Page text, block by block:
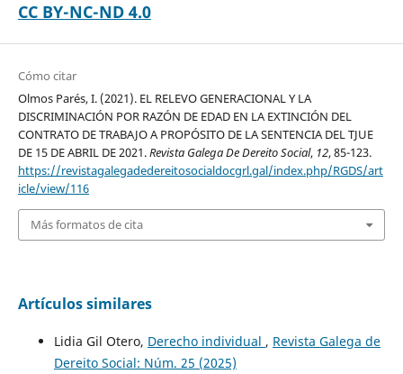
CC BY-NC-ND 4.0
Cómo citar
Olmos Parés, I. (2021). EL RELEVO GENERACIONAL Y LA
DISCRIMINACIÓN POR RAZÓN DE EDAD EN LA EXTINCIÓN DEL
CONTRATO DE TRABAJO A PROPÓSITO DE LA SENTENCIA DEL TJUE
DE 15 DE ABRIL DE 2021.Revista Galega De Dereito Social, 12, 85-123.
https://revistagalegadedereitosocialdocgrl.gal/index.php/RGDS/art
icle/view/116
Más formatos de cita
Artículos similares
Lidia Gil Otero, Derecho individual , Revista Galega de
Dereito Social: Núm. 25 (2025)